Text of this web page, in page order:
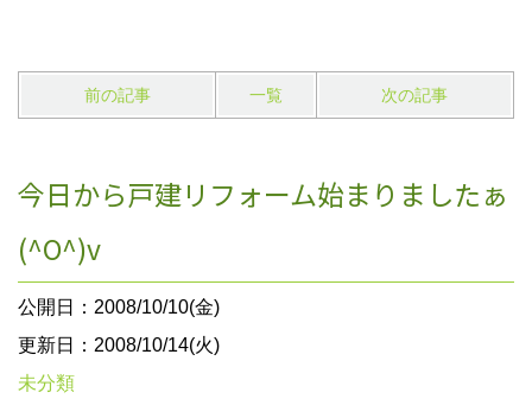
前の記事 一覧 次の記事
今日から戸建リフォーム始まりましたぁ
(^O^)v
公開日：2008/10/10(金)
更新日：2008/10/14(火)
未分類